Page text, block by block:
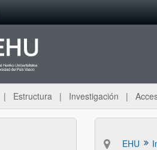
Estructura Investigación
EHU